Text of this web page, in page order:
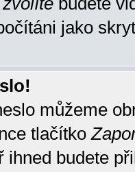
jako
můžeme
tlačítko
ihned budete